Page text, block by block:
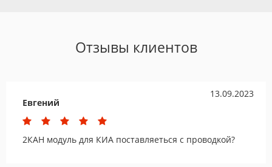
Отзывы клиентов
13.09.2023
Евгений
2КАН модуль для КИА поставляеться с проводкой?